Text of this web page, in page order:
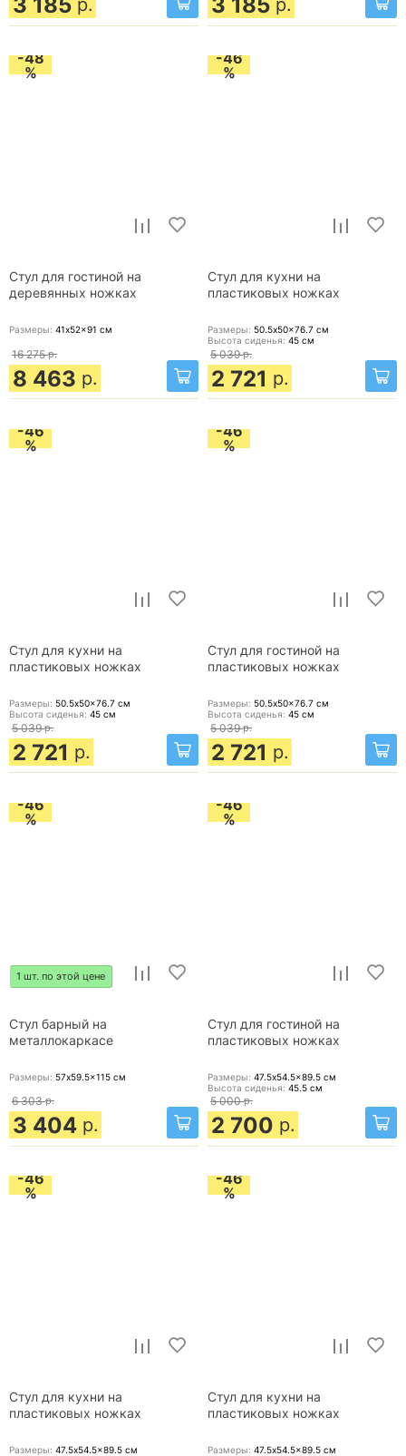
р. р.
-48
%
Стул для гостиной на
деревянных ножках
Размеры: 41x52x91 см
16 275 р.
8 463 р.
-46
%
Стул для кухни на
пластиковых ножках
Размеры: 50.5x50x76.7 см
Высота сиденья: 45 см
5 039 р.
2 721 р.
-46
%
Стул для кухни на
пластиковых ножках
Размеры: 50.5x50x76.7 см
Высота сиденья: 45 см
5 039 р.
2 721 р.
-46
%
Стул для гостиной на
пластиковых ножках
Размеры: 50.5x50x76.7 см
Высота сиденья: 45 см
5 039 р.
2 721 р.
-46
%
1 шт. по этой цене
Стул барный на
металлокаркасе
Размеры: 57x59.5x115 см
6 303 р.
3 404 р.
-46
%
Стул для гостиной на
пластиковых ножках
Размеры: 47.5x54.5x89.5 см
Высота сиденья: 45.5 см
5 000 р.
2 700 р.
-46
%
Стул для кухни на
пластиковых ножках
Размеры: 47.5x54.5x89.5 см
-46
%
Стул для кухни на
пластиковых ножках
Размеры: 47.5x54.5x89.5 см